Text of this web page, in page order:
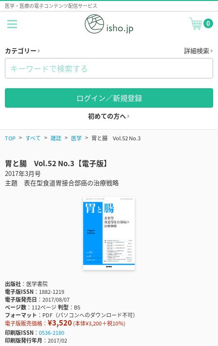
医学・医療の電子コンテンツ配信サービス
0
カテゴリー 詳細検索
ログイン／新規登録
初めての方へ
TOP すべて 雑誌 医学 胃と腸 Vol.52 No.3
胃と腸 Vol.52 No.3【電子版】
2017年3月号
主題 表在型食道胃接合部癌の治療戦略
出版社
医学書院
電子版ISSN
1882-1219
電子版発売日
2017/08/07
ページ数
112ページ判型
B5
フォーマット
PDF（パソコンへのダウンロード不可）
電子版販売価格： ¥3,520(本体¥3,200＋税10％)
印刷版ISSN
0536-2180
印刷版発行年月
2017/02